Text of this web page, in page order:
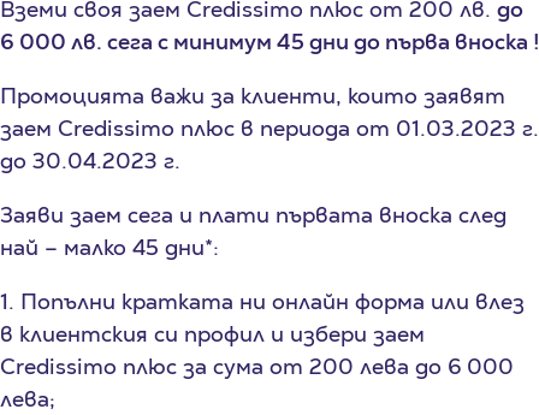
Вземи своя заем Credissimo плюс oт 200 лв. до
6 000 лв. сега с минимум 45 дни до първа вноска !
Промоцията важи за клиенти, които заявят
заем Credissimo плюс в периода от 01.03.2023 г.
до 30.04.2023 г.
Заяви заем сега и плати първата вноска след
най – малко 45 дни*:
1. Попълни кратката ни онлайн форма или влез
в клиентския си профил и избери заем
Credissimo плюс за сума от 200 лева до 6 000
лева;